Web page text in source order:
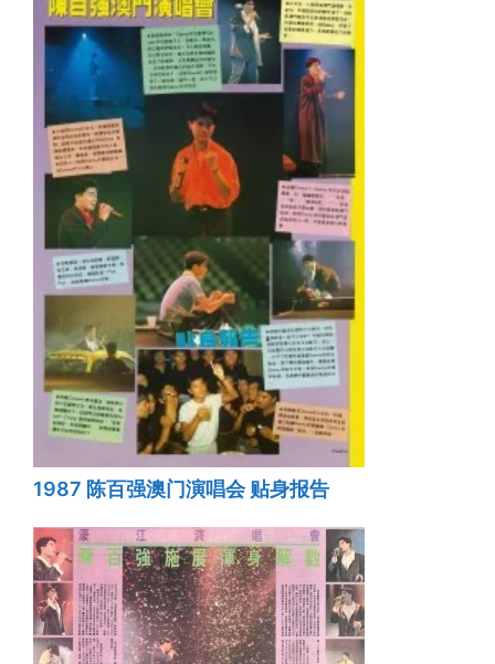
1987 陈百强澳门演唱会 贴身报告